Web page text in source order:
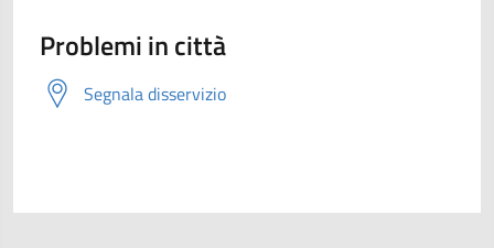
Problemi in città
Segnala disservizio